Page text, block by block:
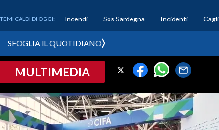
CRONACA SARDEGNA
PROVINCIA DI CAGLIARI
SULCIS IGLESIENTE
TEMI CALDI DI OGGI: Incendi Sos Sardegna Incidenti
SFOGLIA IL QUOTIDIANO
MULTIMEDIA